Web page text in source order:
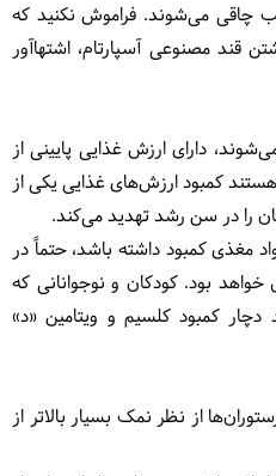
چاقی می‌شوند. فراموش نکنید که
قند مصنوعی آسپارتام، اشتهاآور
دارای ارزش غذایی پایینی از
هستند کمبود ارزش‌های غذایی یکی از
را در سن رشد تهدید می‌کند.
مغذی کمبود داشته باشد، حتماً در
بود. کودکان و نوجوانانی که
دچار کمبود کلسیم و ویتامین «د»
از نظر نمک بسیار بالاتر از